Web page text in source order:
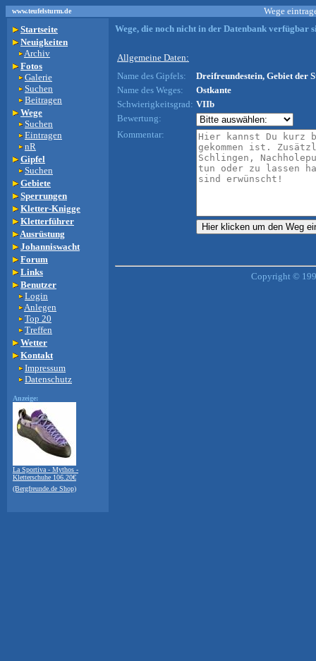
www.teufelsturm.de
Wege
Startseite
Neuigkeiten
Archiv
Fotos
Galerie
Suchen
Beitragen
Wege
Suchen
Eintragen
nR
Gipfel
Suchen
Gebiete
Sperrungen
Kletter-Knigge
Kletterführer
Ausrüstung
Johanniswacht
Forum
Links
Benutzer
Login
Anlegen
Top 20
Treffen
Wetter
Kontakt
Impressum
Datenschutz
Anzeige:
La Sportiva - Mythos -
Kletterschuhe 106.20€
(Bergfreunde.de Shop)
Wege, die noch nicht in der Datenbank verfügbar
Allgemeine Daten:
Name des Gipfels:
Dreifreundestein, Gebiet der
Name des Weges:
Ostkante
Schwierigkeitsgrad: VIIb
Bewertung:
Kommentar:
Copyright ©